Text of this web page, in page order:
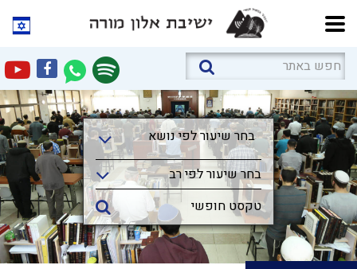
בחר שיעור לפי נושא
בחר שיעור לפי נושא
בחר שיעור לפי רב